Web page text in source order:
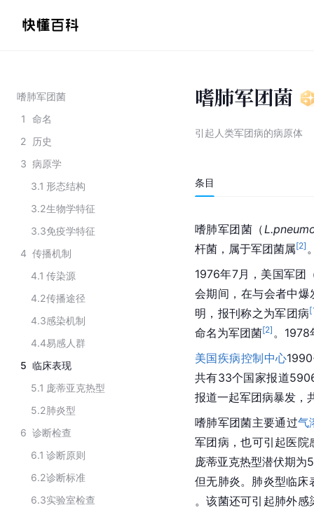
嗜肺军团菌
1
命名
2
历史
3 病原学
3.1 形态结构
3.2生物学特征
3.3免疫学特征
4 传播机制
4.1 传染源
4.2传播途径
4.3感染机制
4.4易感人群
5 临床表现
5.1 庞蒂亚克热型
5.2肺炎型
6 诊断检查
6.1 诊断原则
6.2诊断标准
6.3实验室检查
嗜肺军团菌
引起人类军团病的病原体
条目
嗜肺军团菌（
杆菌 ，属于军团菌属[2]
1976年7月，美国军团
会期间，在与会者中爆
明，报刊称之为军团病[
命名为军团菌[2] 。1978
美国疾病控制中心
共有33个国家报道
报道一起军团病暴发，
嗜肺军团菌主要通过气
军团病 ，也可引起医院
庞蒂亚克热型潜伏期
但无肺炎。肺炎型临床
。该菌还可引起肺外